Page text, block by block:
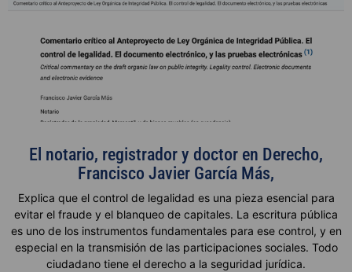
El notario, registrador y doctor en Derecho,
Francisco Javier García Más,
Explica que el control de legalidad es una pieza esencial para
evitar el fraude y el blanqueo de capitales. La escritura pública
es uno de los instrumentos fundamentales para ese control, y en
especial en la transmisión de las participaciones sociales. Todo
ciudadano tiene el derecho a la seguridad jurídica.